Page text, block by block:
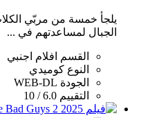
يلجأ خمسة من مربّي
الجبال لمساعدتهم في ...
القسم
افلام اجنبي
النوع كوميدي
الجودة WEB-DL
التقييم 6.0 / 10